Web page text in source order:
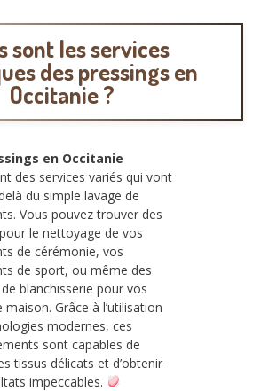
sont les services
des pressings en
Occitanie ?
en Occitanie
des services variés qui vont
du simple lavage de
Vous pouvez trouver des
le nettoyage de vos
de cérémonie, vos
de sport, ou même des
blanchisserie pour vos
maison. Grâce à l’utilisation
modernes, ces
sont capables de
tissus délicats et d’obtenir
impeccables.